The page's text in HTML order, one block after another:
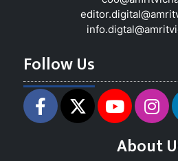
Follow Us
About